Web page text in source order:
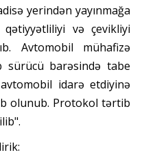
yerindən yayınmağa
qətiyyətliliyi və çevikliyi
Avtomobil mühafizə
sürücü barəsində tabe
idarə etdiyinə
olunub. Protokol tərtib